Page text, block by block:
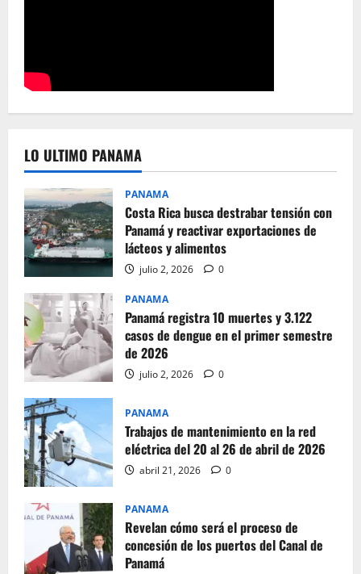
LO ULTIMO PANAMA
PANAMA
Costa Rica busca destrabar tensión con
Panamá y reactivar exportaciones de
lácteos y alimentos
julio 2, 2026 0
PANAMA
Panamá registra 10 muertes y 3.122
casos de dengue en el primer semestre
de 2026
julio 2, 2026 0
PANAMA
Trabajos de mantenimiento en la red
eléctrica del 20 al 26 de abril de 2026
abril 21, 2026 0
PANAMA
Revelan cómo será el proceso de
concesión de los puertos del Canal de
Panamá